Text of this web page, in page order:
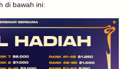
di bawah ini: